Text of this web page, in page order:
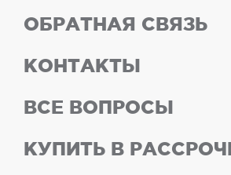
ОБРАТНАЯ СВЯЗЬ
КОНТАКТЫ
ВСЕ ВОПРОСЫ
КУПИТЬ В